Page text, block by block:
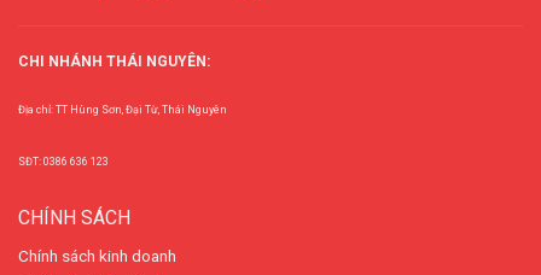
CHI NHÁNH THÁI NGUYÊN:
Địa chỉ: TT Hùng Sơn, Đại Từ, Thái Nguyên
SĐT: 0386 636 123
CHÍNH SÁCH
Chính sách kinh doanh